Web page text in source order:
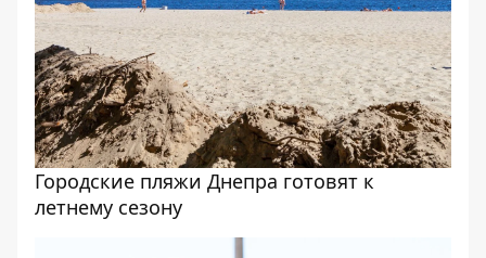
Городские пляжи Днепра готовят к
летнему сезону